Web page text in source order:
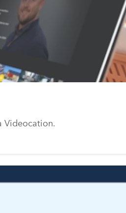
Videocation.